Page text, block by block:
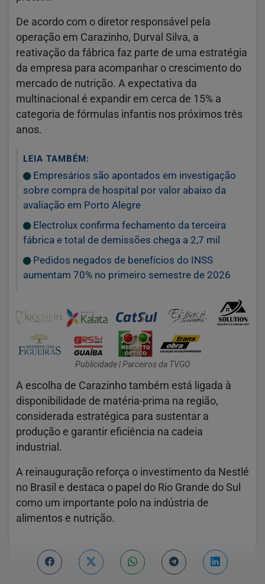
De acordo com o diretor responsável pela
operação em Carazinho, Durval Silva, a
reativação da fábrica faz parte de uma estratégia
da empresa para acompanhar o crescimento do
mercado de nutrição. A expectativa da
multinacional é expandir em cerca de 15% a
categoria de fórmulas infantis nos próximos três
anos.
LEIA TAMBÉM:
Empresários são apontados em investigação
sobre compra de hospital por valor abaixo da
avaliação em Porto Alegre
Electrolux confirma fechamento da terceira
fábrica e total de demissões chega a 2,7 mil
Pedidos negados de benefícios do INSS
aumentam 70% no primeiro semestre de 2026
Publicidade | Parceiros da TVGO
A escolha de Carazinho também está ligada à
disponibilidade de matéria-prima na região,
considerada estratégica para sustentar a
produção e garantir eficiência na cadeia
industrial.
A reinauguração reforça o investimento da Nestlé
no Brasil e destaca o papel do Rio Grande do Sul
como um importante polo na indústria de
alimentos e nutrição.